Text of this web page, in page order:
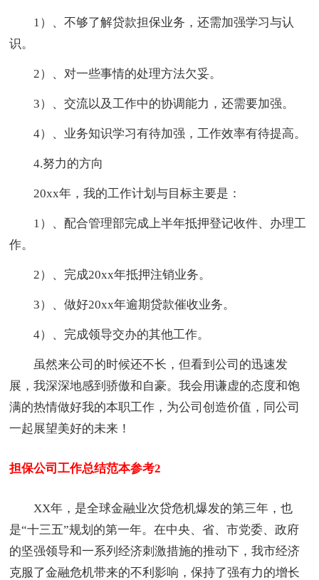
1）、不够了解贷款担保业务，还需加强学习与认
识。
2）、对一些事情的处理方法欠妥。
3）、交流以及工作中的协调能力，还需要加强。
4）、业务知识学习有待加强，工作效率有待提高。
4.努力的方向
20xx年，我的工作计划与目标主要是：
1）、配合管理部完成上半年抵押登记收件、办理工
作。
2）、完成20xx年抵押注销业务。
3）、做好20xx年逾期贷款催收业务。
4）、完成领导交办的其他工作。
虽然来公司的时候还不长，但看到公司的迅速发
展，我深深地感到骄傲和自豪。我会用谦虚的态度和饱
满的热情做好我的本职工作，为公司创造价值，同公司
一起展望美好的未来！
担保公司工作总结范本参考2
XX年，是全球金融业次贷危机爆发的第三年，也
是“十三五”规划的第一年。在中央、省、市党委、政府
的坚强领导和一系列经济刺激措施的推动下，我市经济
克服了金融危机带来的不利影响，保持了强有力的增长